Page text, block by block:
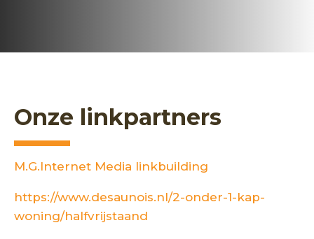
Onze linkpartners
M.G.Internet Media linkbuilding
https://www.desaunois.nl/2-onder-1-kap-
woning/halfvrijstaand